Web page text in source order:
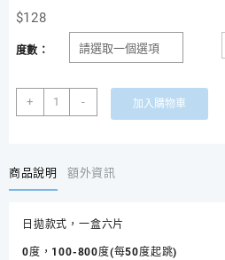
$128
度數：
+
[日
拋]
[有
度
shutella
1Day
- 加入購物車
商品說明 額外資訊
日拋款式，一盒六片
0度，100-800度(每50度起跳)